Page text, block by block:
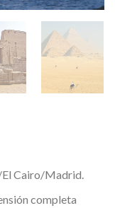
Cairo/Madrid.
completa